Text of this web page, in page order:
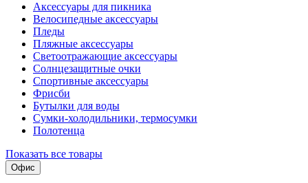
Аксессуары для пикника
Велосипедные аксессуары
Пледы
Пляжные аксессуары
Светоотражающие аксессуары
Солнцезащитные очки
Спортивные аксессуары
Фрисби
Бутылки для воды
Сумки-холодильники, термосумки
Полотенца
Показать все товары
Офис